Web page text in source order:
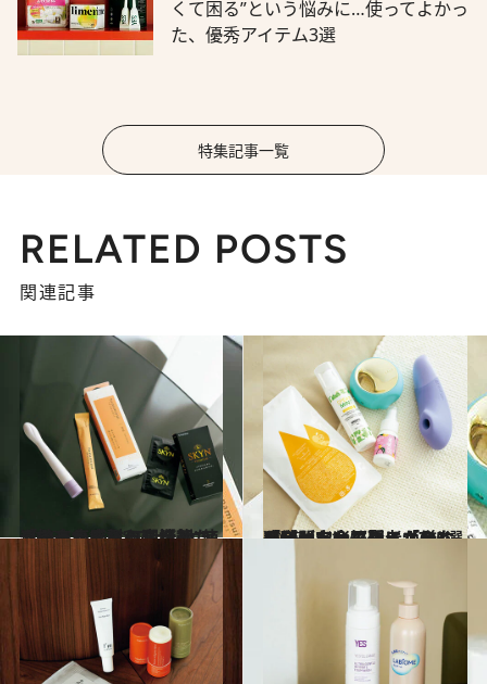
くて困る”という悩みに…使ってよかっ
た、優秀アイテム3選
特集記事一覧
RELATED POSTS
関連記事
2025.10.1
やわらか素材の高機能コンドーム、ほっこりした温かさを感じる潤滑剤…「性交痛」を和らげる“使ってよかった”フェムケアアイテム 3選
ビューティ＆ヘルス 2025.10.1
「舐められているような感覚が完全再現」なかなかイケない悩みに…ひとり時間を楽しめる「セルフプレジャーグッズ」5選《フェムケア賢者が厳選》
ビューティ＆ヘルス